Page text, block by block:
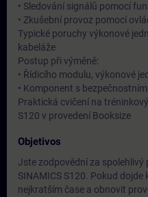
• Sledování signálů pomocí
• Zkušební provoz pomocí
Typické poruchy výkonové
kabeláže
Postup při výměně:
• Řídicího modulu, výkonové
• Komponent s
Praktická cvičení na
S120 v provedení Booksize
Objetivos
Jste zodpovědní za
SINAMICS S120. Pokud
nejkratším čase a obnovit